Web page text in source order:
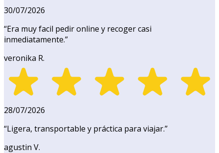
30/07/2026
“Era muy facil pedir online y recoger casi
inmediatamente.”
veronika R.
28/07/2026
“Ligera, transportable y práctica para viajar.”
agustin V.